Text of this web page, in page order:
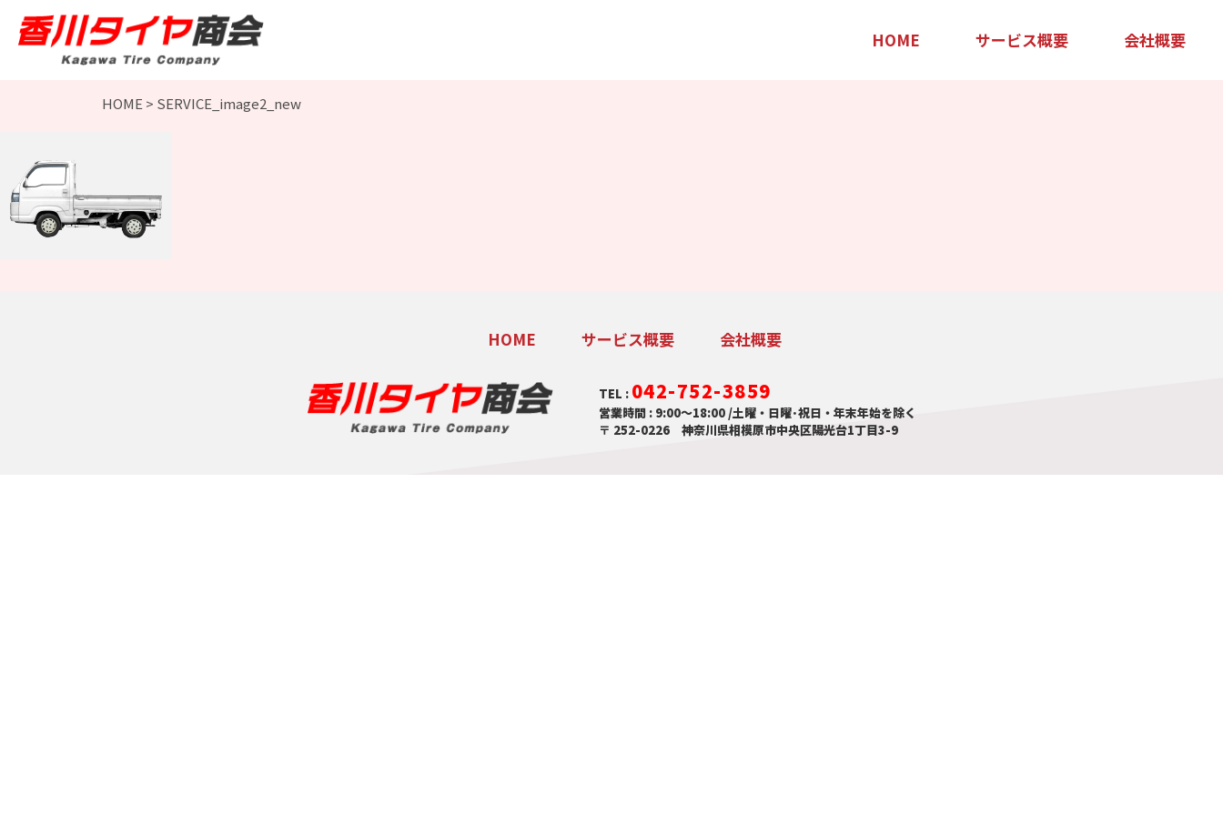
HOME サービス概要 会社概要
HOME > SERVICE_image2_new
HOME サービス概要 会社概要
TEL : 042-752-3859
営業時間 : 9:00～18:00 /土曜・日曜･祝日・年末年始を除く
〒 252-0226 神奈川県相模原市中央区陽光台1丁目3-9